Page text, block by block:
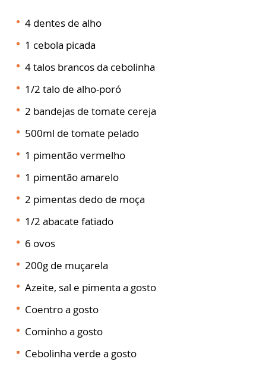
4 dentes de alho
1 cebola picada
4 talos brancos da cebolinha
1/2 talo de alho-poró
2 bandejas de tomate cereja
500ml de tomate pelado
1 pimentão vermelho
1 pimentão amarelo
2 pimentas dedo de moça
1/2 abacate fatiado
6 ovos
200g de muçarela
Azeite, sal e pimenta a gosto
Coentro a gosto
Cominho a gosto
Cebolinha verde a gosto